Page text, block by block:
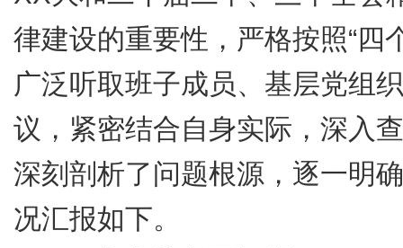
律建设的重要性，严格按照“ 四
广泛听取班子成员、基层党组
议，紧密结合自身实际，深入
深刻剖析了问题根源，逐一明
况汇报如下。